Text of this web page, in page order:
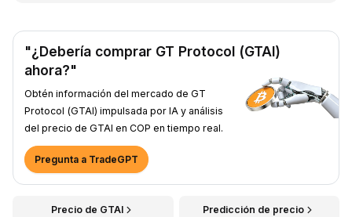
"¿Debería comprar GT Protocol (GTAI)
ahora?"
Obtén información del mercado de GT
Protocol (GTAI) impulsada por IA y análisis
del precio de GTAI en COP en tiempo real.
Pregunta a TradeGPT
Precio de GTAI Predicción de precio